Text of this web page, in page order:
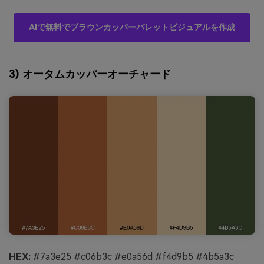
AIで無料でブラウンカッパーパレットビジュアルを作成
3) オータムカッパーオーチャード
HEX: #7a3e25 #c06b3c #e0a56d #f4d9b5 #4b5a3c